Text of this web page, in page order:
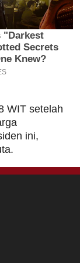
WIT setelah
ini,